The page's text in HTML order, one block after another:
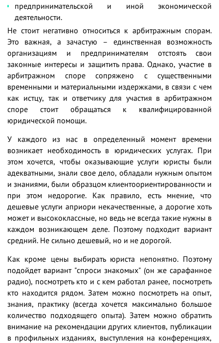
предпринимательской и иной экономической
деятельности.
Не стоит негативно относиться к арбитражным спорам.
Это важная, а зачастую – единственная возможность
организациям и предпринимателям отстоять свои
законные интересы и защитить права. Однако, участие в
арбитражном споре сопряжено с существенными
временными и материальными издержками, в связи с чем
как истцу, так и ответчику для участия в арбитражном
споре стоит обращаться к квалифицированной
юридической помощи.
У каждого из нас в определенный момент времени
возникает необходимость в юридических услугах. При
этом хочется, чтобы оказывающие услуги юристы были
адекватными, знали свое дело, обладали нужным опытом
и знаниями, были образцом клиентоориентированности и
при этом недорогие. Как правило, есть мнение, что
дешевые услуги априори некачественные, а дорогие хоть
может и высококлассные, но ведь не всегда такие нужны в
каждом возникающем деле. Поэтому подходит вариант
средний. Не сильно дешевый, но и не дорогой.
Как кроме цены выбирать юриста непонятно. Поэтому
подойдет вариант "спроси знакомых" (он же сарафанное
радио), посмотреть кто и с кем работал ранее, посмотреть
кто находится рядом. Затем можно посмотреть на опыт,
знания, практику (всегда хочется максимально большое
количество подходящего опыта). Затем можно обратить
внимание на рекомендации других клиентов, публикации
в профильных изданиях, выступления на конференциях,